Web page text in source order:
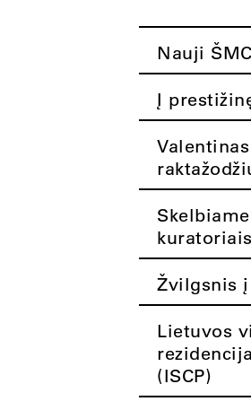
Nauji
Į
kuratoriais
Žvilgsnis
Lietuvos
(ISCP)